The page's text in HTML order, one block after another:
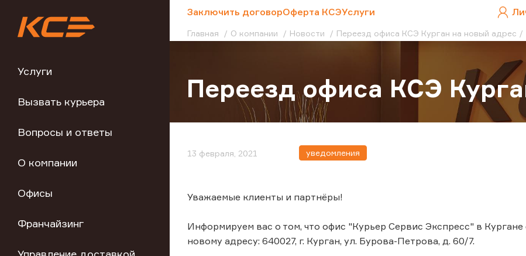
Услуги
Вызвать курьера
Вопросы и ответы
О компании
Офисы
Франчайзинг
Заключить договорОферта КСЭУслуги
Главная О компании Новости Переезд офиса КСЭ Курган на новый адрес
Переезд офиса КСЭ
13 февраля, 2021 уведомления
Уважаемые клиенты и партнёры!
Информируем вас о том, что офис "Курьер Сервис Экспресс" в Кургане
новому адресу: 640027, г. Курган, ул. Бурова-Петрова, д. 60/7.